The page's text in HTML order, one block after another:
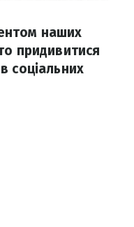
наших
придивитися
соціальних